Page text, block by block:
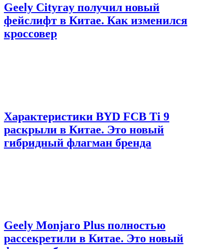
Geely Cityray получил новый
фейслифт в Китае. Как изменился
кроссовер
Характеристики BYD FCB Ti 9
раскрыли в Китае. Это новый
гибридный флагман бренда
Geely Monjaro Plus полностью
рассекретили в Китае. Это новый